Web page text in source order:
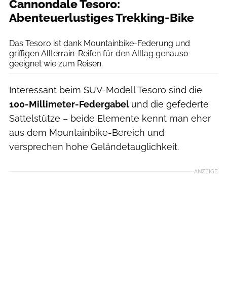
Cannondale Tesoro:
Abenteuerlustiges Trekking-Bike
Das Tesoro ist dank Mountainbike-Federung und
griffigen Allterrain-Reifen für den Alltag genauso
geeignet wie zum Reisen.
Interessant beim SUV-Modell Tesoro sind die
100-Millimeter-Federgabel und die gefederte
Sattelstütze – beide Elemente kennt man eher
aus dem Mountainbike-Bereich und
versprechen hohe Geländetauglichkeit.
ANZEIGE